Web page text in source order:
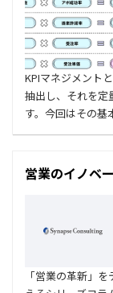
KPIマネジメント
抽出し、それを定
す。今回はその基
営業のイノベ
「営業の革新」